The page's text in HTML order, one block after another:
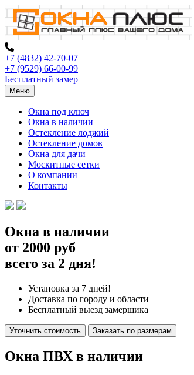
+7 (4832) 42-70-07
+7 (9529) 66-00-99
Бесплатный замер
Меню
Окна под ключ
Окна в наличии
Остекление лоджий
Остекление домов
Окна для дачи
Москитные сетки
О компании
Контакты
Окна в наличии
от 2000 руб
всего за 2 дня!
Установка за 7 дней!
Доставка по городу и области
Бесплатный выезд замерщика
Уточнить стоимость Заказать по размерам
Окна ПВХ в наличии